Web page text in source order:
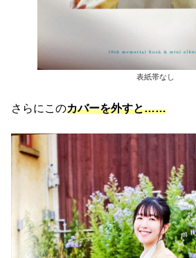
表紙帯なし
さらにこのカバーを外すと……